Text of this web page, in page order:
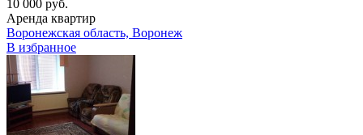
10 000 руб.
Аренда квартир
Воронежская область, Воронеж
В избранное